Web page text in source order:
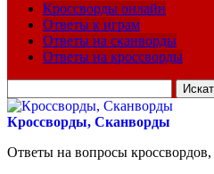
Кроссворды онлайн
Ответы к играм
Ответы на сканворды
Ответы на кроссворды
для:
Кроссворды, Сканворды
Ответы на вопросы кроссвордов,